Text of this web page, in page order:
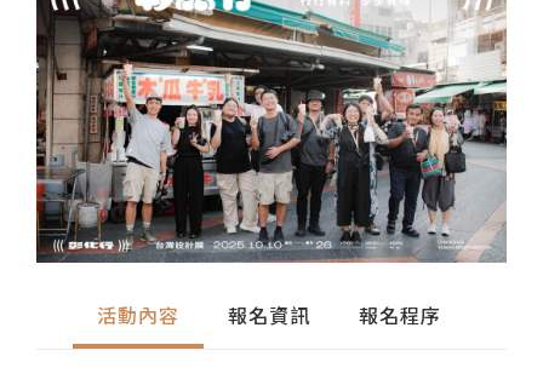
講座、體驗與課程
其他活動
活動內容 報名資訊 報名程序